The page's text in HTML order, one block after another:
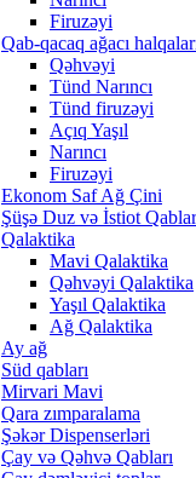
Firuzəyi
Qab-qacaq ağacı
Qəhvəyi
Tünd Narıncı
Tünd firuzəyi
Açıq Yaşıl
Narıncı
Firuzəyi
Ekonom Saf Ağ Çini
Şüşə Duz və İstiot
Qalaktika
Mavi Qalaktika
Qəhvəyi Qalaktika
Yaşıl Qalaktika
Ağ Qalaktika
Ay ağ
Süd qabları
Mirvari Mavi
Qara zımparalama
Şəkər Dispenserləri
Çay və Qəhvə Qabları